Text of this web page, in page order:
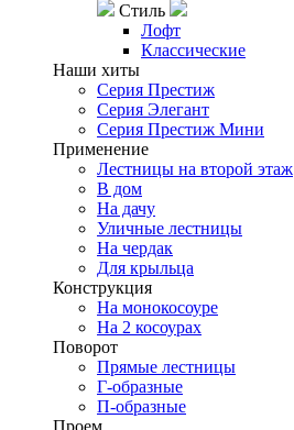
Стиль
Лофт
Классические
Наши хиты
Серия Престиж
Серия Элегант
Серия Престиж Мини
Применение
Лестницы на второй этаж
В дом
На дачу
Уличные лестницы
На чердак
Для крыльца
Конструкция
На монокосоуре
На 2 косоурах
Поворот
Прямые лестницы
Г-образные
П-образные
Проем